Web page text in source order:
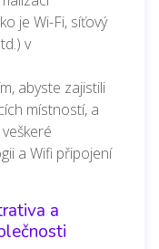
je Wi-Fi, síťový
v
abyste zajistili
místností, a
a Wifi připojení
a